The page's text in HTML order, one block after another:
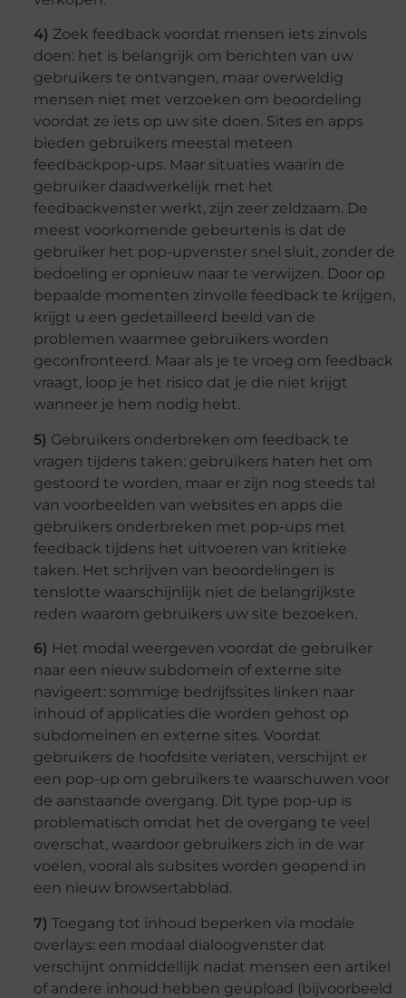
4) Zoek feedback voordat mensen iets zinvols
doen: het is belangrijk om berichten van uw
gebruikers te ontvangen, maar overweldig
mensen niet met verzoeken om beoordeling
voordat ze iets op uw site doen. Sites en apps
bieden gebruikers meestal meteen
feedbackpop-ups. Maar situaties waarin de
gebruiker daadwerkelijk met het
feedbackvenster werkt, zijn zeer zeldzaam. De
meest voorkomende gebeurtenis is dat de
gebruiker het pop-upvenster snel sluit, zonder de
bedoeling er opnieuw naar te verwijzen. Door op
bepaalde momenten zinvolle feedback te krijgen,
krijgt u een gedetailleerd beeld van de
problemen waarmee gebruikers worden
geconfronteerd. Maar als je te vroeg om feedback
vraagt, loop je het risico dat je die niet krijgt
wanneer je hem nodig hebt.
5) Gebruikers onderbreken om feedback te
vragen tijdens taken: gebruikers haten het om
gestoord te worden, maar er zijn nog steeds tal
van voorbeelden van websites en apps die
gebruikers onderbreken met pop-ups met
feedback tijdens het uitvoeren van kritieke
taken. Het schrijven van beoordelingen is
tenslotte waarschijnlijk niet de belangrijkste
reden waarom gebruikers uw site bezoeken.
6) Het modal weergeven voordat de gebruiker
naar een nieuw subdomein of externe site
navigeert: sommige bedrijfssites linken naar
inhoud of applicaties die worden gehost op
subdomeinen en externe sites. Voordat
gebruikers de hoofdsite verlaten, verschijnt er
een pop-up om gebruikers te waarschuwen voor
de aanstaande overgang. Dit type pop-up is
problematisch omdat het de overgang te veel
overschat, waardoor gebruikers zich in de war
voelen, vooral als subsites worden geopend in
een nieuw browsertabblad.
7) Toegang tot inhoud beperken via modale
overlays: een modaal dialoogvenster dat
verschijnt onmiddellijk nadat mensen een artikel
of andere inhoud hebben geüpload (bijvoorbeeld